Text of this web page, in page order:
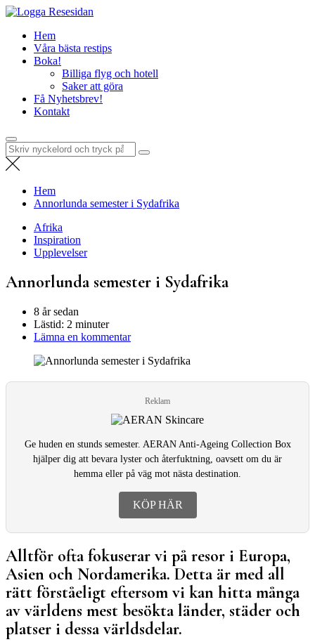
Hoppa
innehåll
Din resa börjar här – utflykter, guider och resetips för alla äventyr
Hem
Våra bästa restips
Boka!
Billiga flyg och hotell
Saker att göra
Få Nyhetsbrev!
Kontakt
Sök
efter:
Hem
Annorlunda semester i Sydafrika
Afrika
Inspiration
Upplevelser
Annorlunda semester i Sydafrika
8 år sedan
Lästid: 2 minuter
Lämna en kommentar
Reklam
Ge huden en stunds semester. AERAN Anti-Ageing Collection Box
hjälper dig att bevara lyster och återfuktning, oavsett om du är
hemma eller på väg mot nästa destination.
KÖP HÄR
Alltför ofta fokuserar vi på resor i Europa,
Asien och Nordamerika. Detta är med all
rätt förståeligt eftersom vi kan hitta många
av världens mest besökta länder, städer och
platser i dessa världsdelar.